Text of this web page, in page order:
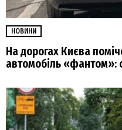
НОВИНИ
На дорогах Києва
автомобіль «фантом»: